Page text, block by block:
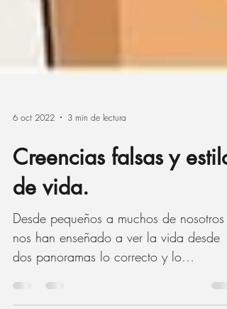
6 oct 2022 3 min de lectura
Creencias falsas y estilo
de vida.
Desde pequeños a muchos de nosotros
nos han enseñado a ver la vida desde